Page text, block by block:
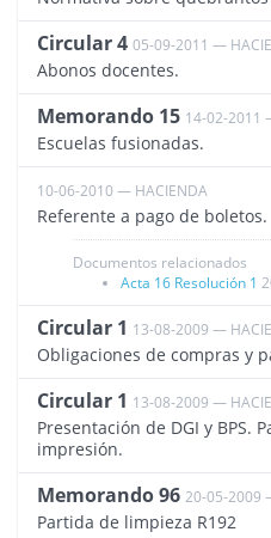
Circular 4 05-09-2011 —
Abonos docentes.
Memorando 15 14-02-2011
Escuelas fusionadas.
10-06-2010 — HACIENDA
Referente a pago de boletos.
Documentos relacionados
Acta 16 Resolución 1
Circular 1 13-08-2009 —
Obligaciones de compras y
Circular 1 13-08-2009 —
Presentación de DGI y BPS.
impresión.
Memorando 96 20-05-2009
Partida de limpieza R192